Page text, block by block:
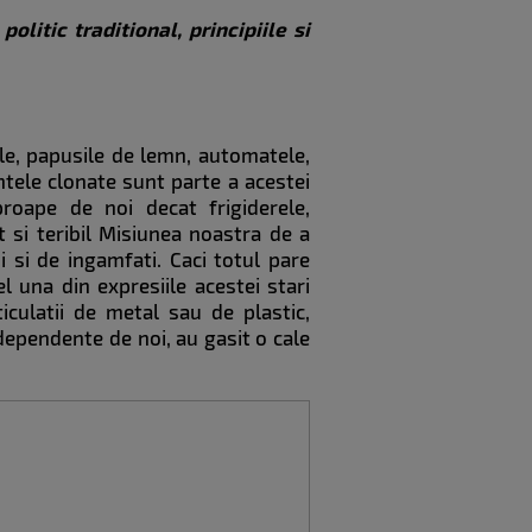
politic traditional, principiile si
papusile de lemn, automatele,
clonate sunt parte a acestei
de noi decat frigiderele,
si teribil Misiunea noastra de a
si de ingamfati. Caci totul pare
una din expresiile acestei stari
de metal sau de plastic,
de noi, au gasit o cale